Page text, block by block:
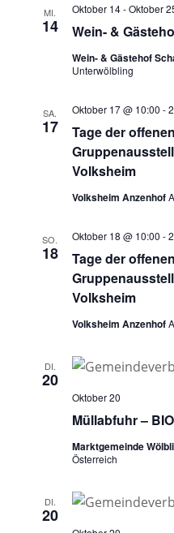
MI.
14 Wein- &
Oktober 14-Oktober
Wein- & Gästehof
Unterwölbling
SA.
17
Tage der
Volksheim
Oktober 17 @ 10:00 -
Volksheim Anzenhof
SO.
18
Tage der
Volksheim
Oktober 18 @ 10:00 -
Volksheim Anzenhof
DI.
20
Müllabfuhr – BIO
Oktober 20
Marktgemeinde
Österreich
DI.
20